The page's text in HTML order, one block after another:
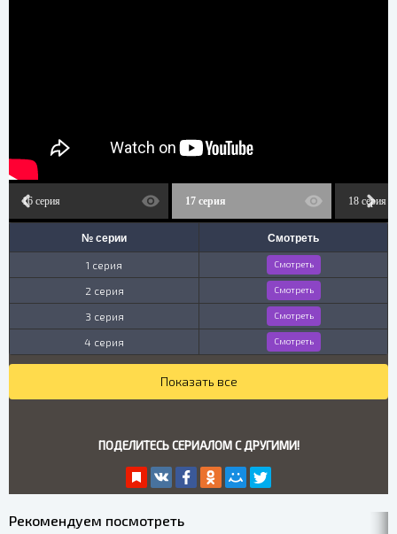
16 серия 17 серия 18 серия
№ серии Смотреть
1 серия Смотреть
2 серия Смотреть
3 серия Смотреть
4 серия Смотреть
Показать все
ПОДЕЛИТЕСЬ СЕРИАЛОМ С ДРУГИМИ!
Рекомендуем посмотреть